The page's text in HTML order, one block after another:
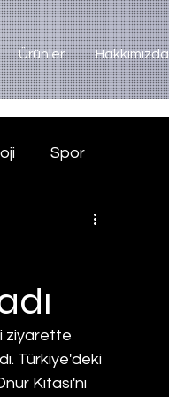
Ürünler Hakkımızda
Spor
ziyarette
Türkiye'deki
Kıtası'nı